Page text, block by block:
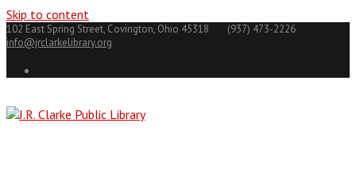
Skip to content
102 East Spring Street, Covington, Ohio 45318
(937) 473-2226
info@jrclarkelibrary.org